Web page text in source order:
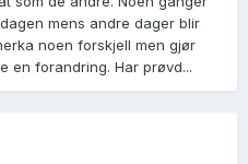
mens andre dager blir
noen forskjell men gjør
en forandring. Har prøvd...